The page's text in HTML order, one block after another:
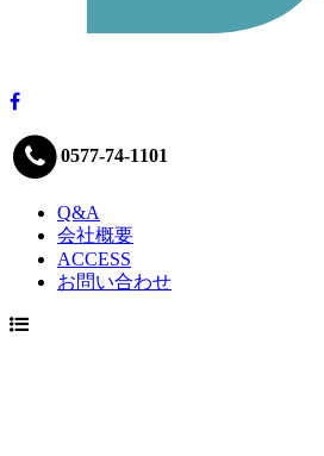
0577-74-1101
Q&A
会社概要
ACCESS
お問い合わせ